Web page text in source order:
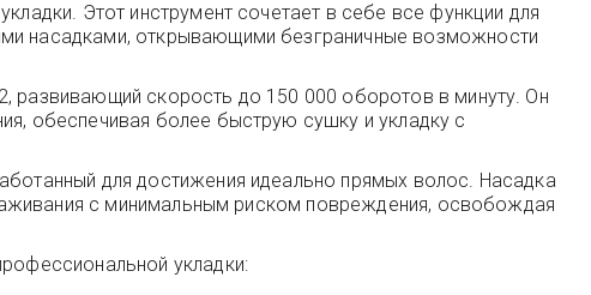
Этот инструмент сочетает в себе все функции для
насадками, открывающими безграничные возможности
развивающий скорость до 150 000 оборотов в минуту. Он
обеспечивая более быструю сушку и укладку с
для достижения идеально прямых волос. Насадка
с минимальным риском повреждения, освобождая
укладки: